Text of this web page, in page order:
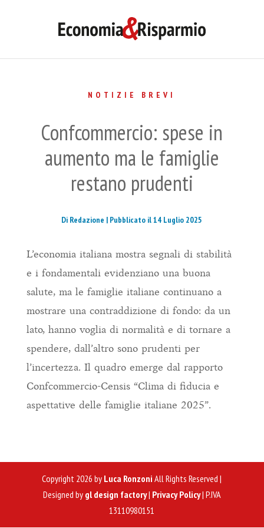
NOTIZIE BREVI
Confcommercio: spese in
aumento ma le famiglie
restano prudenti
Di Redazione | Pubblicato il 14 Luglio 2025
L’economia italiana mostra segnali di stabilità
e i fondamentali evidenziano una buona
salute, ma le famiglie italiane continuano a
mostrare una contraddizione di fondo: da un
lato, hanno voglia di normalità e di tornare a
spendere, dall’altro sono prudenti per
l’incertezza. Il quadro emerge dal rapporto
Confcommercio-Censis “Clima di fiducia e
aspettative delle famiglie italiane 2025”.
Copyright 2026 by Luca Ronzoni All Rights Reserved |
Designed by gl design factory| Privacy Policy| P.IVA
13110980151